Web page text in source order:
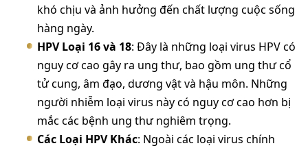
khó chịu và ảnh hưởng đến chất lượng cuộc sống
hàng ngày.
HPV Loại 16 và 18: Đây là những loại virus HPV có
nguy cơ cao gây ra ung thư, bao gồm ung thư cổ
tử cung, âm đạo, dương vật và hậu môn. Những
người nhiễm loại virus này có nguy cơ cao hơn bị
mắc các bệnh ung thư nghiêm trọng.
Các Loại HPV Khác: Ngoài các loại virus chính